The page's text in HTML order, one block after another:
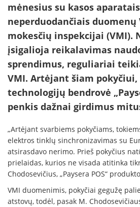
mėnesius su kasos
neperduodančiais
mokesčių inspekcijai (VMI).
įsigalioja reikalavimas
sprendimus, reguliariai
VMI. Artėjant šiam
technologijų bendrovė
penkis dažnai girdimus
„Artėjant svarbiems pokyčiams,
elektros tinklų sinchronizavimas su
atsirasdavo nerimo. Prieš pokyčius
prielaidas, kurios ne visada atitinka
Chodosevičius, „Paysera POS“
VMI duomenimis, pokyčiai gegužę
atstovų, todėl, pasak M.